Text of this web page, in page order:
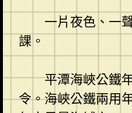
一片夜色、一
課。
平潭海峽公鐵
令。海峽公鐵兩用